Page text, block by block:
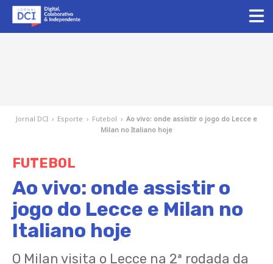
Jornal DCI › Esporte › Futebol › Ao vivo: onde assistir o jogo do Lecce e
Milan no Italiano hoje
FUTEBOL
Ao vivo: onde assistir o
jogo do Lecce e Milan no
Italiano hoje
O Milan visita o Lecce na 2ª rodada da